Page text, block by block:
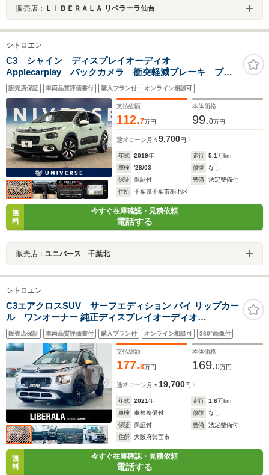
販売店： ＬＩＢＥＲＡＬＡ リベラーラ仙台
シトロエン
C3 シャイン ディスプレイオーディオ
Applecarplay バックカメラ 衝突軽減ブレーキ ブラ
インドスポットアシスト レーンアシスト LEDヘッド
ライト オートエアコン ツートンルーフ ETC車載
器 禁煙車
販売店保証 車両品質評価書付 購入プラン付 オンライン相談可
支払総額
112.7万円
本体価格
99.0万円
通常ローン 月々9,700円
年式 2019年 走行 5.1万km
車検
'28/03 修復
なし
保証
保証付 整備
法定整備付
住所
千葉県千葉市稲毛区
無
料
今すぐ在庫確認・見積依頼
電話する
販売店： ユニバース 千葉北
シトロエン
C3エアクロスSUV サーフエディション バイ リップカー
ル ワンオーナー 純正ディスプレイオーディオ
applecarplay バックカメラ 純正16インチAW クルーズコ
ントロール クリアランスソナー ブラインドスポット スマ
ートキー ワイヤレス充電 ハーフレザー ルーフレール
販売店保証 車両品質評価書付 購入プラン付 オンライン相談可 360°画像付
支払総額
177.8万円
本体価格
169.0万円
通常ローン 月々 19,700円
年式 2021年 走行 1.6万km
車検
車検整備付 修復
なし
保証
保証付 整備
法定整備付
住所
大阪府箕面市
無
料
今すぐ在庫確認・見積依頼
電話する